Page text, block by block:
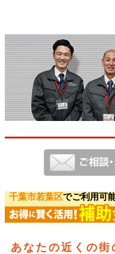
千葉市若葉区でご利用可
あなたの近くの街